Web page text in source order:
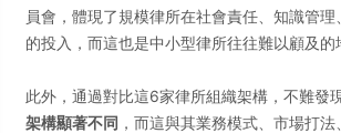
員會，體現了規模律所在社會責任、知識管
的投入，而這也是中小型律所往往難以顧及的
此外，通過對比這6家律所組織架構，不難發
架構顯著不同 ，而這與其業務模式、市場打